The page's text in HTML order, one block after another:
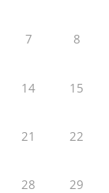
7 8
14 15
21 22
28 29